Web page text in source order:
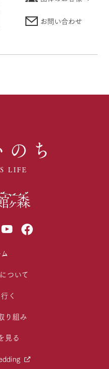
お問い合わせ
ち
LIFE
ついて
く
り組み
見る